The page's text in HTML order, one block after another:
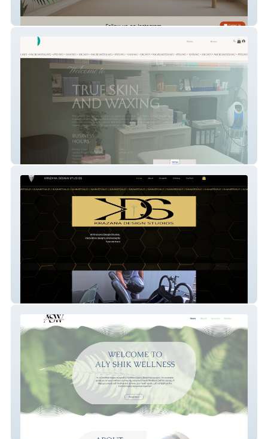
Hot Yoga Pocono
True Skin And Waxing
Krazana Design Studio